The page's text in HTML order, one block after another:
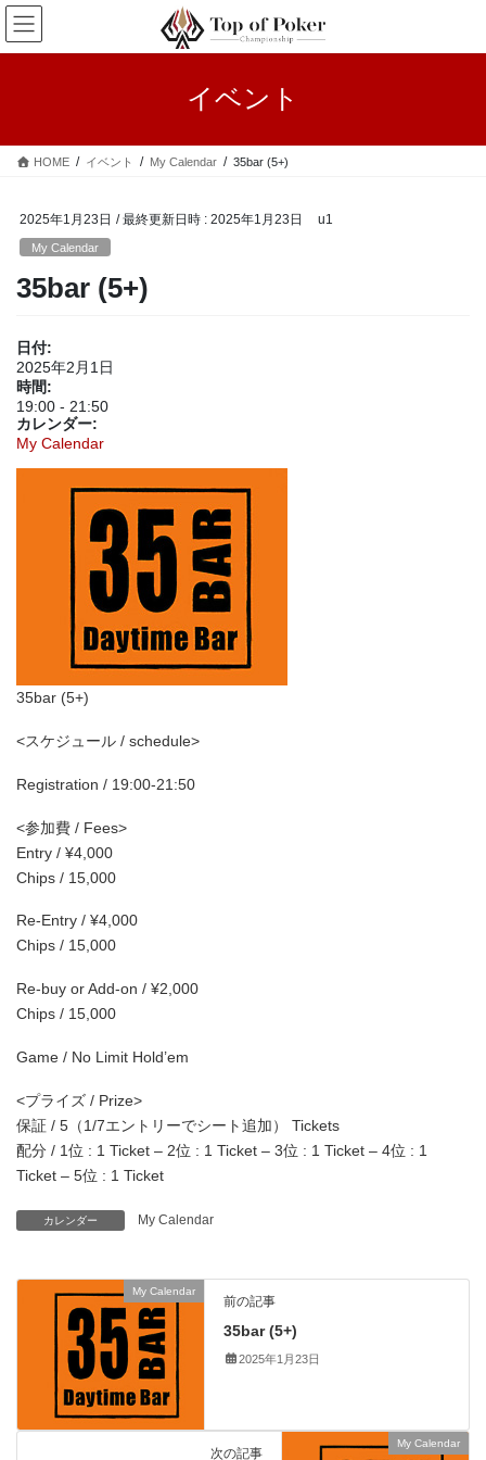
コ
ン
テ
ス
ナ
ビ
ゲ
ン
イベント
HOME イベント My Calendar 35bar (5+)
2025年1月23日 / 最終更新日時 : 2025年1月23日 u1
My Calendar
35bar (5+)
日付:
2025年2月1日
時間:
19:00 - 21:50
カレンダー:
My Calendar
35bar (5+)
<スケジュール / schedule>
Registration / 19:00-21:50
<参加費 / Fees>
Entry / ¥4,000
Chips / 15,000
Re-Entry / ¥4,000
Chips / 15,000
Re-buy or Add-on / ¥2,000
Chips / 15,000
Game / No Limit Hold’em
<プライズ / Prize>
保証 / 5（1/7エントリーでシート追加） Tickets
配分 / 1位 : 1 Ticket – 2位 : 1 Ticket – 3位 : 1 Ticket – 4位 : 1
Ticket – 5位 : 1 Ticket
カレンダー My Calendar
My Calendar
前の記事
35bar (5+)
2025年1月23日
My Calendar
次の記事